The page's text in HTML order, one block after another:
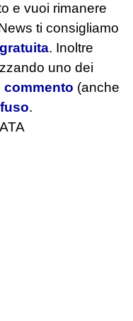
e vuoi rimanere
ti consigliamo
. Inoltre
uno dei
commento (anche
.